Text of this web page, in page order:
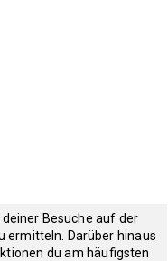
Besuche auf der
ermitteln. Darüber hinaus
du am häufigsten